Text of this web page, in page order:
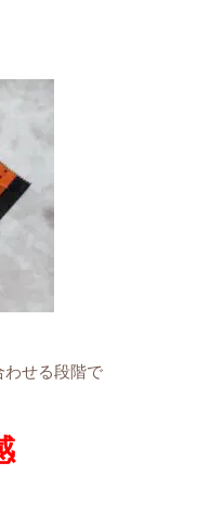
わせる段階で